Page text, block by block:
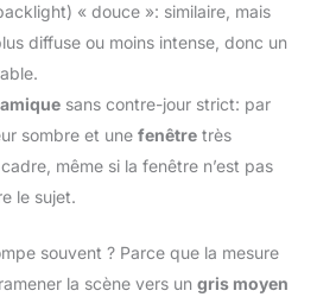
« douce »: similaire, mais
diffuse ou moins intense, donc un
sans contre-jour strict: par
sombre et une fenêtre très
même si la fenêtre n’est pas
le sujet.
souvent ? Parce que la mesure
la scène vers un gris moyen